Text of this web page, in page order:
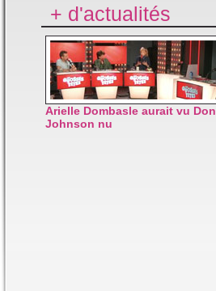
+ d'actualités
Arielle Dombasle aurait vu Don
Johnson nu